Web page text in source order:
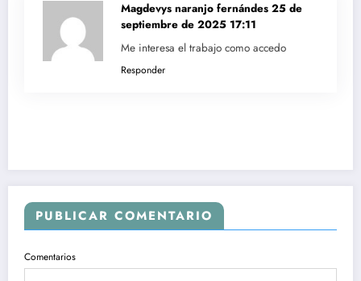
Magdevys naranjo fernándes 25 de
septiembre de 2025 17:11
Me interesa el trabajo como accedo
Responder
PUBLICAR COMENTARIO
Comentarios